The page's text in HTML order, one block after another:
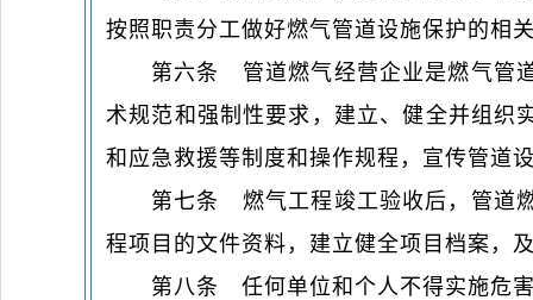
按照职责分工做好燃气管道设施保护的相
第六条 管道燃气经营企业是燃气管
术规范和强制性要求，建立、健全并组织
和应急救援等制度和操作规程，宣传管道
第七条 燃气工程竣工验收后，管道
程项目的文件资料，建立健全项目档案，
第八条 任何单位和个人不得实施危